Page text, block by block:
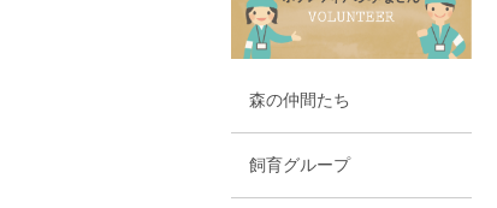
森の仲間たち
飼育グループ